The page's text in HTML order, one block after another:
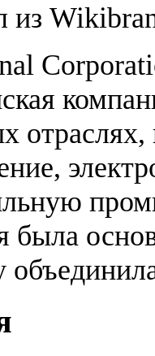
из
была